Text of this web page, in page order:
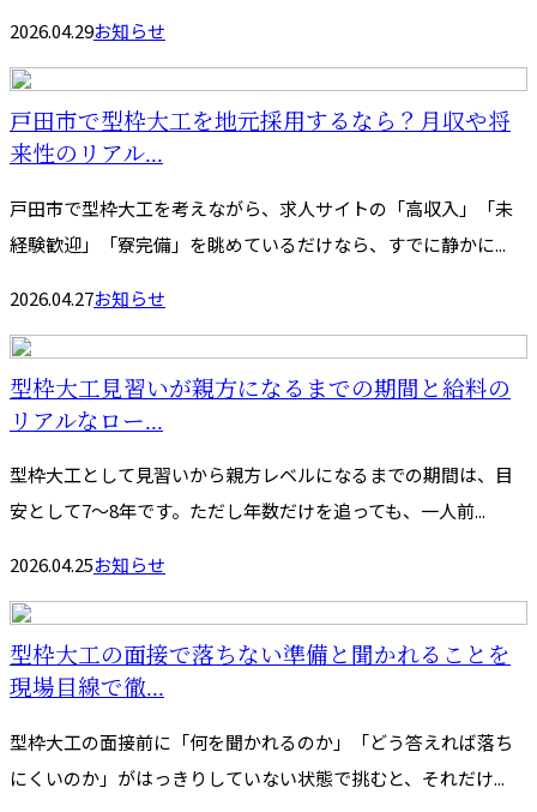
2026.04.29お知らせ
戸田市で型枠大工を地元採用するなら？月収や将
来性のリアル...
戸田市で型枠大工を考えながら、求人サイトの「高収入」「未
経験歓迎」「寮完備」を眺めているだけなら、すでに静かに...
2026.04.27お知らせ
型枠大工見習いが親方になるまでの期間と給料の
リアルなロー...
型枠大工として見習いから親方レベルになるまでの期間は、目
安として7〜8年です。ただし年数だけを追っても、一人前...
2026.04.25お知らせ
型枠大工の面接で落ちない準備と聞かれることを
現場目線で徹...
型枠大工の面接前に「何を聞かれるのか」「どう答えれば落ち
にくいのか」がはっきりしていない状態で挑むと、それだけ...